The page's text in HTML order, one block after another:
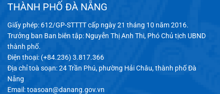
THÀNH PHỐ ĐÀ NẴNG
Giấy phép: 612/GP-STTTT cấp ngày 21 tháng 10 năm 2016.
Trưởng ban Ban biên tập: Nguyễn Thị Anh Thi, Phó Chủ tịch UBND
thành phố.
Điện thoại: (+84.236) 3.817.366
Địa chỉ toà soạn: 24 Trần Phú, phường Hải Châu, thành phố Đà
Nẵng
Email:toasoan@danang.gov.vn